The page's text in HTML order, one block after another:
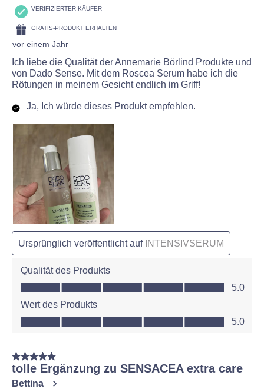
VERIFIZIERTER KÄUFER
GRATIS-PRODUKT ERHALTEN
vor einem Jahr
Ich liebe die Qualität der Annemarie Börlind Produkte und
von Dado Sense. Mit dem Roscea Serum habe ich die
Rötungen in meinem Gesicht endlich im Griff!
Ja, Ich würde dieses Produkt empfehlen.
Ursprünglich veröffentlicht auf INTENSIVSERUM
Qualität des Produkts
Qualität des Produkts, 5.0 von 5
5.0
Wert des Produkts
Wert des Produkts, 5.0 von 5
5.0
5 von 5 Sternen.
tolle Ergänzung zu SENSACEA extra care
Bettina